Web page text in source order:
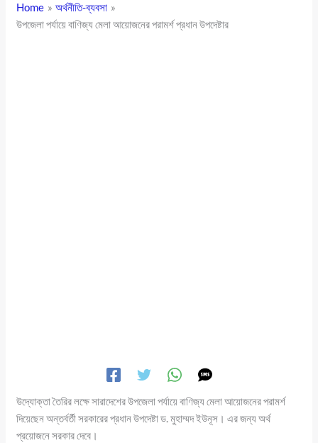
Home
অর্থনীতি-ব্যবসা
উপজেলা পর্যায়ে বাণিজ্য মেলা আয়োজনের পরামর্শ প্রধান উপদেষ্টার
উদ্যোক্তা তৈরির লক্ষে সারাদেশের উপজেলা পর্যায়ে বাণিজ্য মেলা আয়োজনের পরামর্শ
দিয়েছেন অন্তর্বর্তী সরকারের প্রধান উপদেষ্টা ড. মুহাম্মদ ইউনূস। এর জন্য অর্থ
প্রয়োজনে সরকার দেবে।